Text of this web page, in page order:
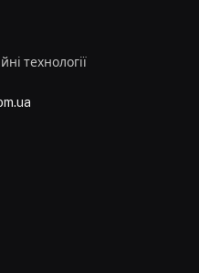
технології